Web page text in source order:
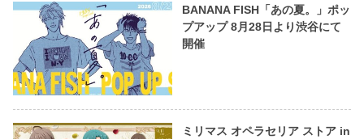
BANANA FISH「あの夏。」ポッ
プアップ 8月28日より渋谷にて
開催
ミリマス オペラセリア ストア in